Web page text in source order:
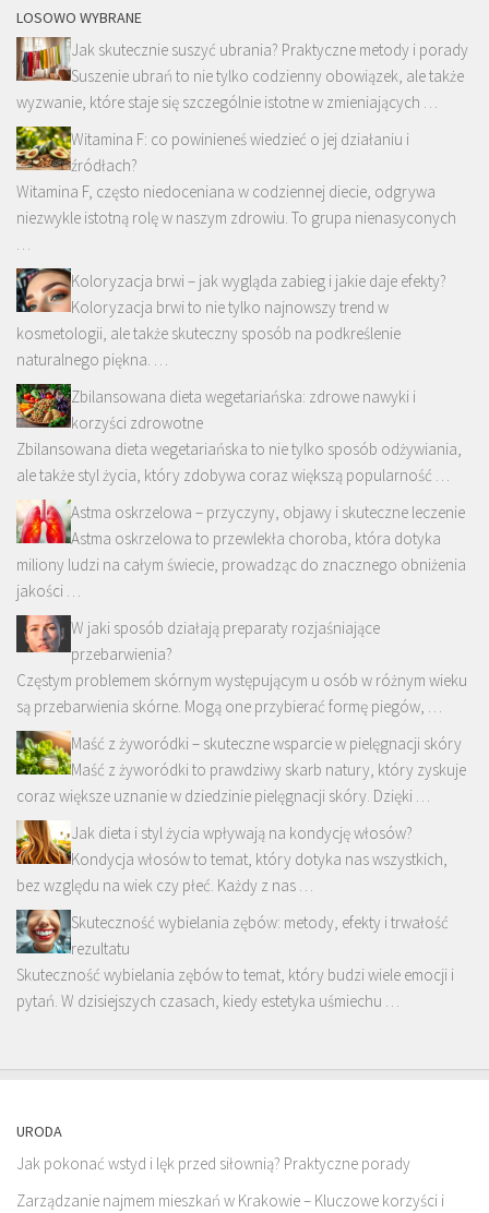
LOSOWO WYBRANE
Jak skutecznie suszyć ubrania? Praktyczne metody i porady
Suszenie ubrań to nie tylko codzienny obowiązek, ale także
wyzwanie, które staje się szczególnie istotne w zmieniających …
Witamina F: co powinieneś wiedzieć o jej działaniu i
źródłach?
Witamina F, często niedoceniana w codziennej diecie, odgrywa
niezwykle istotną rolę w naszym zdrowiu. To grupa nienasyconych
…
Koloryzacja brwi – jak wygląda zabieg i jakie daje efekty?
Koloryzacja brwi to nie tylko najnowszy trend w
kosmetologii, ale także skuteczny sposób na podkreślenie
naturalnego piękna. …
Zbilansowana dieta wegetariańska: zdrowe nawyki i
korzyści zdrowotne
Zbilansowana dieta wegetariańska to nie tylko sposób odżywiania,
ale także styl życia, który zdobywa coraz większą popularność …
Astma oskrzelowa – przyczyny, objawy i skuteczne leczenie
Astma oskrzelowa to przewlekła choroba, która dotyka
miliony ludzi na całym świecie, prowadząc do znacznego obniżenia
jakości …
W jaki sposób działają preparaty rozjaśniające
przebarwienia?
Częstym problemem skórnym występującym u osób w różnym wieku
są przebarwienia skórne. Mogą one przybierać formę piegów, …
Maść z żyworódki – skuteczne wsparcie w pielęgnacji skóry
Maść z żyworódki to prawdziwy skarb natury, który zyskuje
coraz większe uznanie w dziedzinie pielęgnacji skóry. Dzięki …
Jak dieta i styl życia wpływają na kondycję włosów?
Kondycja włosów to temat, który dotyka nas wszystkich,
bez względu na wiek czy płeć. Każdy z nas …
Skuteczność wybielania zębów: metody, efekty i trwałość
rezultatu
Skuteczność wybielania zębów to temat, który budzi wiele emocji i
pytań. W dzisiejszych czasach, kiedy estetyka uśmiechu …
URODA
Jak pokonać wstyd i lęk przed siłownią? Praktyczne porady
Zarządzanie najmem mieszkań w Krakowie – Kluczowe korzyści i